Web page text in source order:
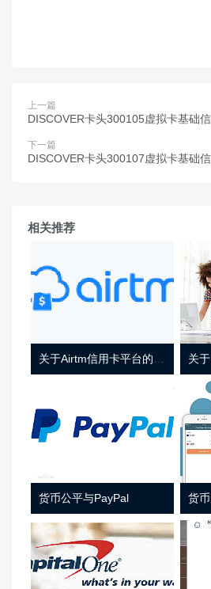
上一篇
DISCOVER卡头300105虚拟卡基础
下一篇
DISCOVER卡头300107虚拟卡基础
相关推荐
货币公平与PayPal 货